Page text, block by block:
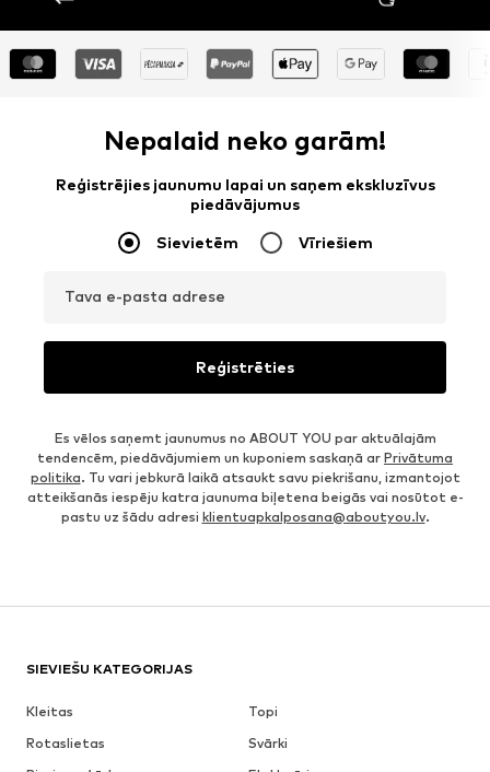
Nepalaid neko garām!
Reģistrējies jaunumu lapai un saņem ekskluzīvus
piedāvājumus
Sievietēm Vīriešiem
Tava e-pasta adrese
Reģistrēties
Es vēlos saņemt jaunumus no ABOUT YOU par aktuālajām
tendencēm, piedāvājumiem un kuponiem saskaņā ar Privātuma
politika. Tu vari jebkurā laikā atsaukt savu piekrišanu, izmantojot
atteikšanās iespēju katra jaunuma biļetena beigās vai nosūtot e-
pastu uz šādu adresi klientuapkalposana@aboutyou.lv.
SIEVIEŠU KATEGORIJAS
Kleitas
Topi
Rotaslietas
Svārki